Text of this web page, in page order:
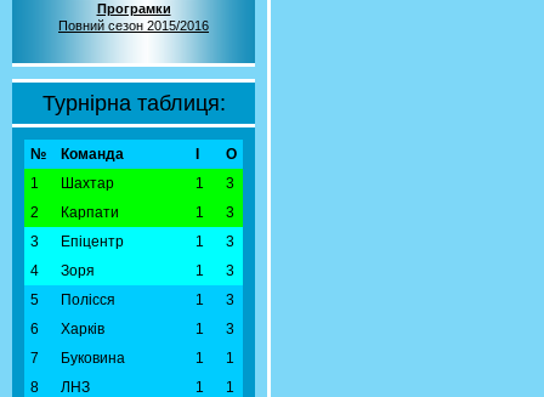
Програмки
Повний сезон 2015/2016
Турнірна таблиця:
№ Команда
О
1
Шахтар 1
3
2
Карпати 1
3
3
Епіцентр 1
3
4
Зоря 1
3
5
Полісся 1
3
6
Харків 1
3
7
Буковина 1
1
8
ЛНЗ 1
1